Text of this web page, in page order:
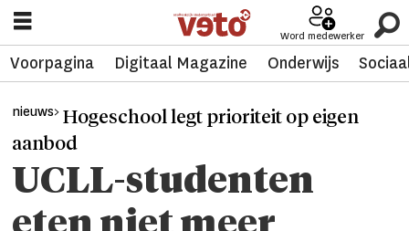
Word medewerker
Voorpagina Digitaal Magazine Onderwijs
nieuws> Hogeschool legt prioriteit op eigen
aanbod
UCLL-studenten